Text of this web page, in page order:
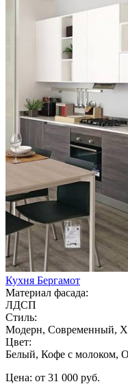
Кухня Бергамот
Материал фасада:
ЛДСП
Стиль:
Модерн, Современный,
Цвет:
Белый, Кофе с молоком,
Цена: от 31 000 руб.